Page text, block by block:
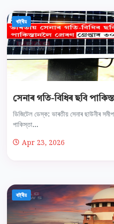
ৰাষ্ট্ৰীয়
সেনাৰ গতি-বিধিৰ ছবি
ডিজিটেল ডেস্ক: ভাৰতীয় সেনাৰ ছাউনীৰ
পাকিস্তা...
Apr 23, 2026
ৰাষ্ট্ৰীয়